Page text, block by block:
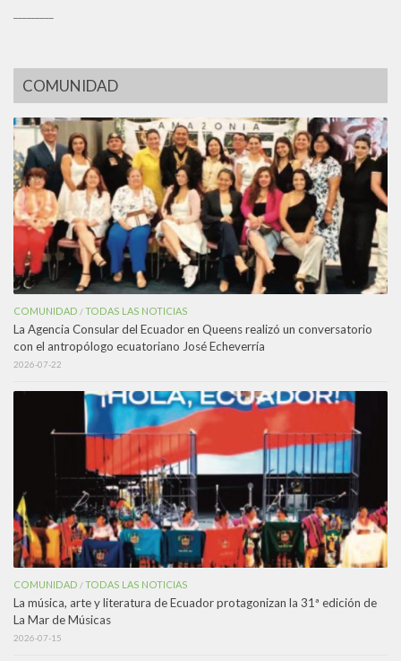
COMUNIDAD
COMUNIDAD /TODAS LAS NOTICIAS
La Agencia Consular del Ecuador en Queens realizó un conversatorio
con el antropólogo ecuatoriano José Echeverría
2026-07-22
COMUNIDAD /TODAS LAS NOTICIAS
La música, arte y literatura de Ecuador protagonizan la 31ª edición de
La Mar de Músicas
2026-07-15